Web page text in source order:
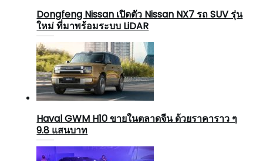
Dongfeng Nissan เปิดตัว Nissan NX7 รถ SUV รุ่น
ใหม่ ที่มาพร้อมระบบ LiDAR
Haval GWM H10 ขายในตลาดจีน ด้วยราคาราว ๆ
9.8 แสนบาท